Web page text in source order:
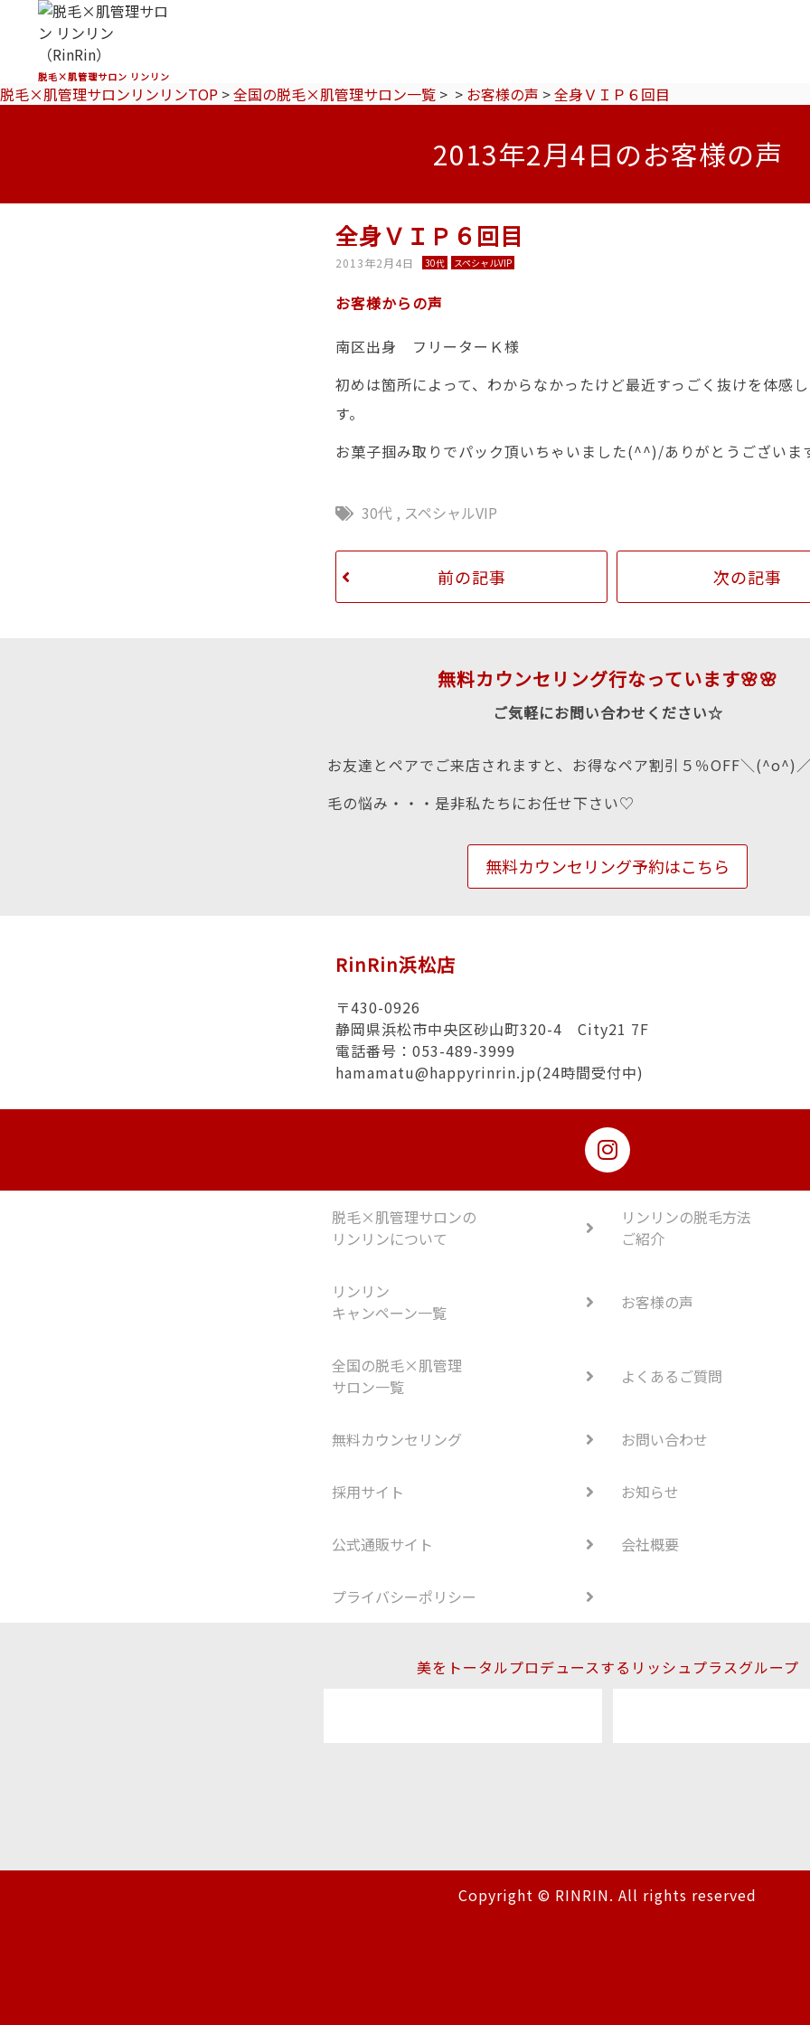
脱毛×肌管理サロン リンリン
脱毛×肌管理サロンリンリンTOP >全国の脱毛×肌管理サロン一覧 > > お客様の声 >全身ＶＩＰ６回目
2013年2月4日のお客様の声
全身ＶＩＰ６回目
2013年2月4日 30代 スペシャルVIP
お客様からの声
南区出身 フリーターＫ様
初めは箇所によって、わからなかったけど最近すっごく抜けを体感
す。
お菓子掴み取りでパック頂いちゃいました(^^)/ありがとうございま
30代 , スペシャルVIP
前の記事 次の記事
無料カウンセリング行なっています🌸🌸
ご気軽にお問い合わせください☆
お友達とペアでご来店されますと、お得なペア割引５％OFF＼(^o^)
毛の悩み・・・是非私たちにお任せ下さい♡
無料カウンセリング予約はこちら
RinRin浜松店
〒430-0926
静岡県浜松市中央区砂山町320-4 City21 7F
電話番号：053-489-3999
hamamatu@happyrinrin.jp(24時間受付中)
脱毛×肌管理サロンの
リンリンについて
リンリンの脱毛方法
ご紹介
リンリン
キャンペーン一覧
お客様の声
全国の脱毛×肌管理
サロン一覧
よくあるご質問
無料カウンセリング お問い合わせ
採用サイト お知らせ
公式通販サイト 会社概要
プライバシーポリシー
美をトータルプロデュースするリッシュプラスグループ
Copyright © RINRIN. All rights reserved